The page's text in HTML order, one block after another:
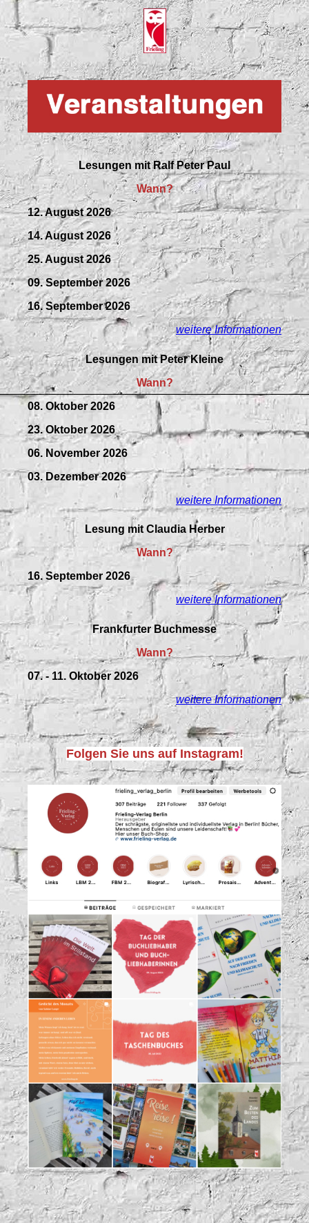
Lesungen mitRalf Peter Paul
Wann?
12. August 2026
14. August 2026
25. August 2026
09.September2026
16. September 2026
weitere Informationen
Lesungen mit Peter Kleine
Wann?
08. Oktober 2026
23. Oktober 2026
06. November 2026
03. Dezember 2026
weitere Informationen
Lesung mit Claudia Herber
Wann?
16. September 2026
weitere Informationen
Frankfurter Buchmesse
Wann?
07. - 11. Oktober 2026
weitere Informationen
Folgen Sie uns auf Instagram!